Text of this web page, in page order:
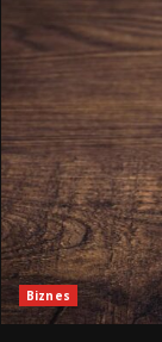
Biznes